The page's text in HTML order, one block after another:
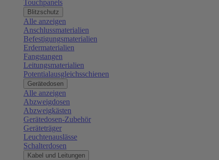
Touchpanels
Blitzschutz
Alle anzeigen
Anschlussmaterialien
Befestigungsmaterialien
Erdermaterialien
Fangstangen
Leitungsmaterialien
Potentialausgleichsschienen
Gerätedosen
Alle anzeigen
Abzweigdosen
Abzweigkästen
Gerätedosen-Zubehör
Geräteträger
Leuchtenauslässe
Schalterdosen
Kabel und Leitungen